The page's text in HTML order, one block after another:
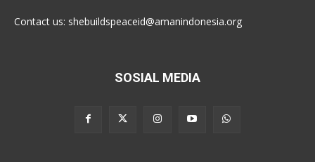
Contact us: shebuildspeaceid@amanindonesia.org
SOSIAL MEDIA